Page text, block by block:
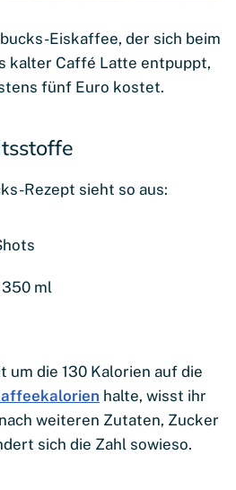
Eiskaffee, der sich beim
kalter Caffé Latte entpuppt,
fünf Euro kostet.
Rezept sieht so aus:
ml
um die 130 Kalorien auf die
halte, wisst ihr
weiteren Zutaten, Zucker
sich die Zahl sowieso.